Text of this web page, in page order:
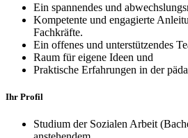
Ein spannendes und
Kompetente und engagierte
Fachkräfte.
Ein offenes und unterstützendes
Raum für eigene Ideen und
Praktische Erfahrungen in der
Ihr Profil
Studium der Sozialen Arbeit